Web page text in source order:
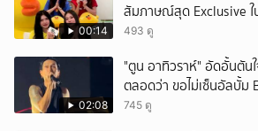
00:14
สัมภาษณ์สุด Exclusive ใ
#POPCORNER เร็ว ๆ นี้ที่
493 ดู
02:08
"ตูน อาทิวราห์" อัดอั้นตัน
ตลอดว่า ขอไม่เซ็นอัลบั้ม
Vol.1-2 ที่เป็นปกผู้ชายยิ้
745 ดู